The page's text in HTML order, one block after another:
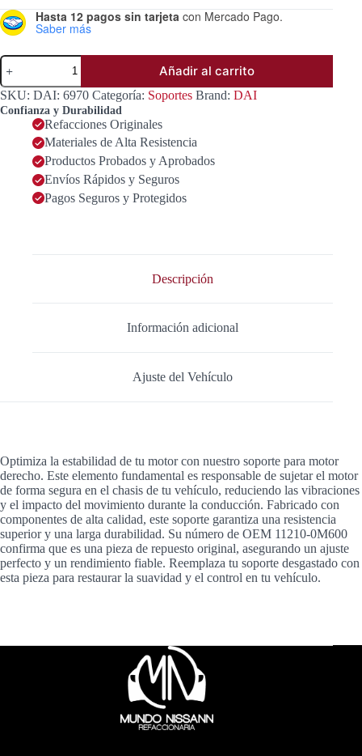
Hasta 12 pagos sin tarjeta con Mercado Pago.
Saber más
SOPORTE
PARA
MOTOR
DERECHO
OEM
11210-
0M600
cantidad
Añadir al carrito
SKU: DAI: 6970 Categoría: Soportes Brand: DAI
Confianza y Durabilidad
Refacciones Originales
Materiales de Alta Resistencia
Productos Probados y Aprobados
Envíos Rápidos y Seguros
Pagos Seguros y Protegidos
Descripción
Información adicional
Ajuste del Vehículo
Optimiza la estabilidad de tu motor con nuestro soporte para motor
derecho. Este elemento fundamental es responsable de sujetar el motor
de forma segura en el chasis de tu vehículo, reduciendo las vibraciones
y el impacto del movimiento durante la conducción. Fabricado con
componentes de alta calidad, este soporte garantiza una resistencia
superior y una larga durabilidad. Su número de OEM 11210-0M600
confirma que es una pieza de repuesto original, asegurando un ajuste
perfecto y un rendimiento fiable. Reemplaza tu soporte desgastado con
esta pieza para restaurar la suavidad y el control en tu vehículo.